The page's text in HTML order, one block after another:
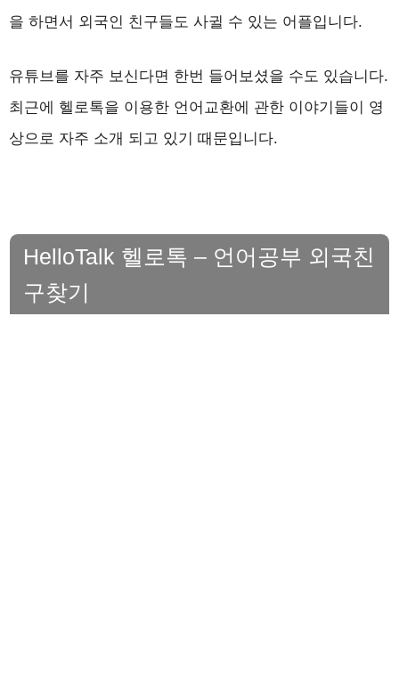
을 하면서 외국인 친구들도 사귈 수 있는 어플입니다.
유튜브를 자주 보신다면 한번 들어보셨을 수도 있습니다.
최근에 헬로톡을 이용한 언어교환에 관한 이야기들이 영
상으로 자주 소개 되고 있기 때문입니다.
HelloTalk 헬로톡 – 언어공부 외국친
구찾기